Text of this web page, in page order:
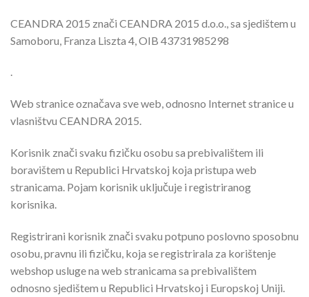
CEANDRA 2015 znači CEANDRA 2015 d.o.o., sa sjedištem u
Samoboru, Franza Liszta 4, OIB 43731985298
.
Web stranice označava sve web, odnosno Internet stranice u
vlasništvu CEANDRA 2015.
Korisnik znači svaku fizičku osobu sa prebivalištem ili
boravištem u Republici Hrvatskoj koja pristupa web
stranicama. Pojam korisnik uključuje i registriranog
korisnika.
Registrirani korisnik znači svaku potpuno poslovno sposobnu
osobu, pravnu ili fizičku, koja se registrirala za korištenje
webshop usluge na web stranicama sa prebivalištem
odnosno sjedištem u Republici Hrvatskoj i Europskoj Uniji.